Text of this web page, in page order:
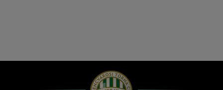
Hírek